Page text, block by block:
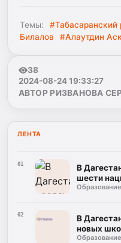
Темы: #Табасаранский
Билалов
#Алаутдин
38
2024-08-24 19:33:27
АВТОР РИЗВАНОВА
ЛЕНТА
01
В
шести
Образование
02
В
новых
Образование